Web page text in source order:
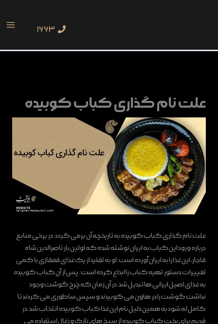
۱۶۶۳
علت نام گذاری کباب کوبیده
علت نام گذاری کباب کوبیده به تاریخچه آن برمی گردد. در برخی منابع
درباره ورود این کباب به ایران نوشته شده که اولین بار ناصرالدین شاه
قاجار، این غذا را به ایران آورده است. او به تقلید از یک غذای قفقازی با کمی
تغییرات دستور تهیه کباب را ابداع کرده است. پس از آن کباب کوبیده
به غذای اصیل ایرانی‌ ها تبدیل شد. در آن زمان که چرخ گوشت وجود
نداشت گوشت را در هاون می کوبیدند و سپس ساطوری می کردند تا
کامل له شود به همین دلیل نام این غذا کباب کوبیده انتخاب شد. در
قدیم برای پخت کباب کوبیده از سیخ های نازک و زغال استفاده می